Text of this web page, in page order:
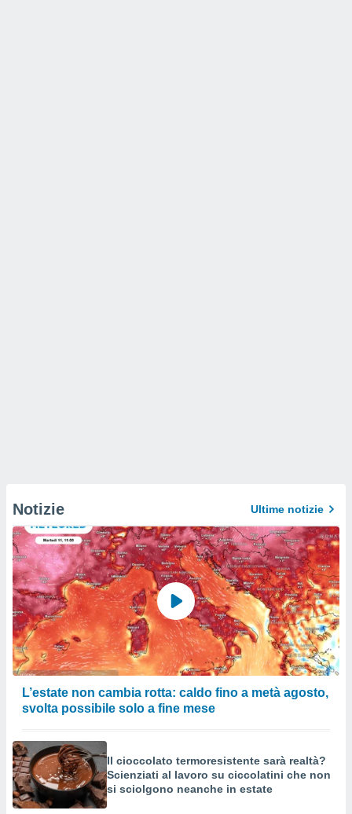
Notizie Ultime notizie
L’estate non cambia rotta: caldo fino a metà agosto,
svolta possibile solo a fine mese
Il cioccolato termoresistente sarà realtà?
Scienziati al lavoro su ciccolatini che non
si sciolgono neanche in estate